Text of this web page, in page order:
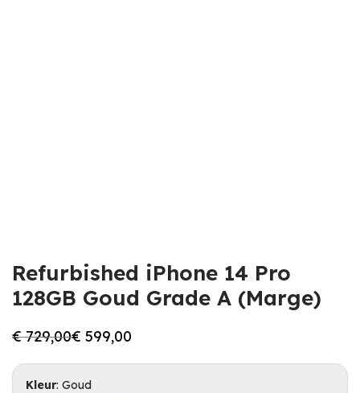
Refurbished iPhone 14 Pro
128GB Goud Grade A (Marge)
€729,00
Oorspronkelijke
was:
€ 729,00.
€ 599,00
Huidige
is:
€ 599,00.
Kleur: Goud